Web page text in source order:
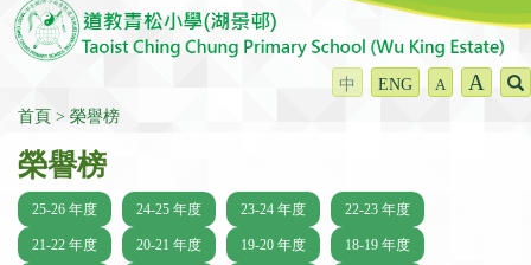
中 ENG A A
首頁 榮譽榜
榮譽榜
25-26 年度 24-25 年度 23-24 年度 22-23 年度
21-22 年度 20-21 年度 19-20 年度 18-19 年度